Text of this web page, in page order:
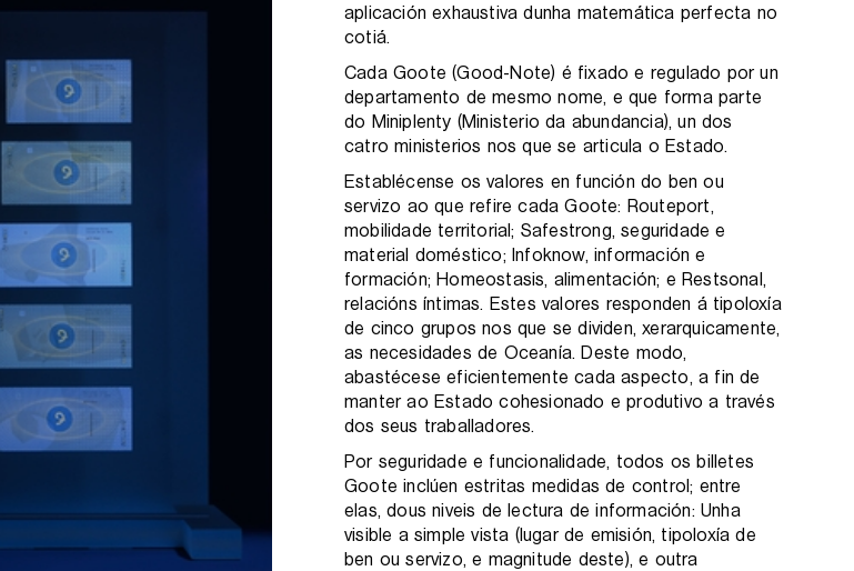
aplicación exhaustiva dunha matemática perfecta no
cotiá.
Cada Goote (Good-Note) é fixado e regulado por un
departamento de mesmo nome, e que forma parte
do Miniplenty (Ministerio da abundancia), un dos
catro ministerios nos que se articula o Estado.
Establécense os valores en función do ben ou
servizo ao que refire cada Goote: Routeport,
mobilidade territorial; Safestrong, seguridade e
material doméstico; Infoknow, información e
formación; Homeostasis, alimentación; e Restsonal,
relacións íntimas. Estes valores responden á tipoloxía
de cinco grupos nos que se dividen, xerarquicamente,
as necesidades de Oceanía. Deste modo,
abastécese eficientemente cada aspecto, a fin de
manter ao Estado cohesionado e produtivo a través
dos seus traballadores.
Por seguridade e funcionalidade, todos os billetes
Goote inclúen estritas medidas de control; entre
elas, dous niveis de lectura de información: Unha
visible a simple vista (lugar de emisión, tipoloxía de
ben ou servizo, e magnitude deste), e outra